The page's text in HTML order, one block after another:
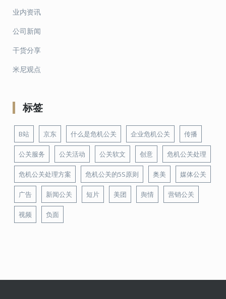
业内资讯
公司新闻
干货分享
米尼观点
标签
B站 京东 什么是危机公关 企业危机公关 传播
公关服务 公关活动 公关软文 创意 危机公关处理
危机公关处理方案 危机公关的5S原则 奥美 媒体公关
广告 新闻公关 短片 美团 舆情 营销公关
视频 负面